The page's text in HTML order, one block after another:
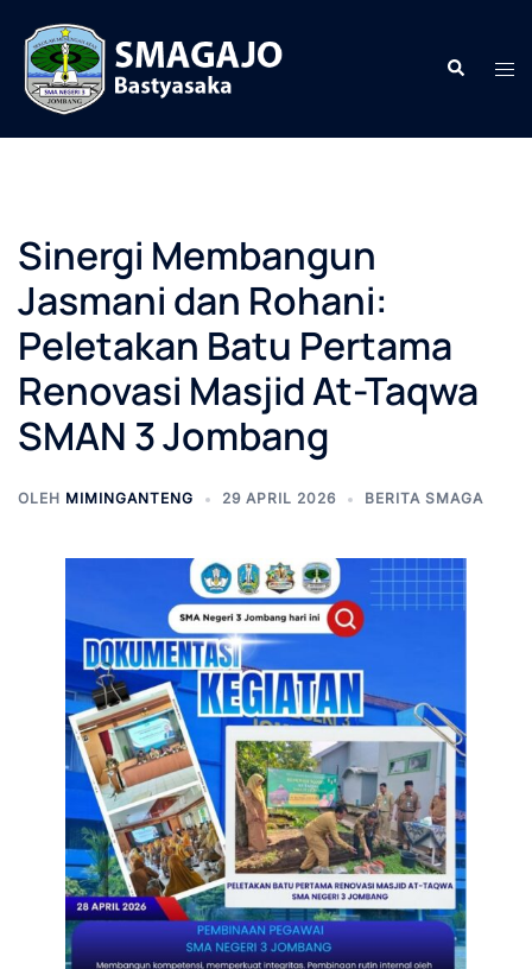
Cari
Sinergi Membangun
Jasmani dan Rohani:
Peletakan Batu Pertama
Renovasi Masjid At-Taqwa
SMAN 3 Jombang
OLEH MIMINGANTENG 29 APRIL 2026 BERITA SMAGA